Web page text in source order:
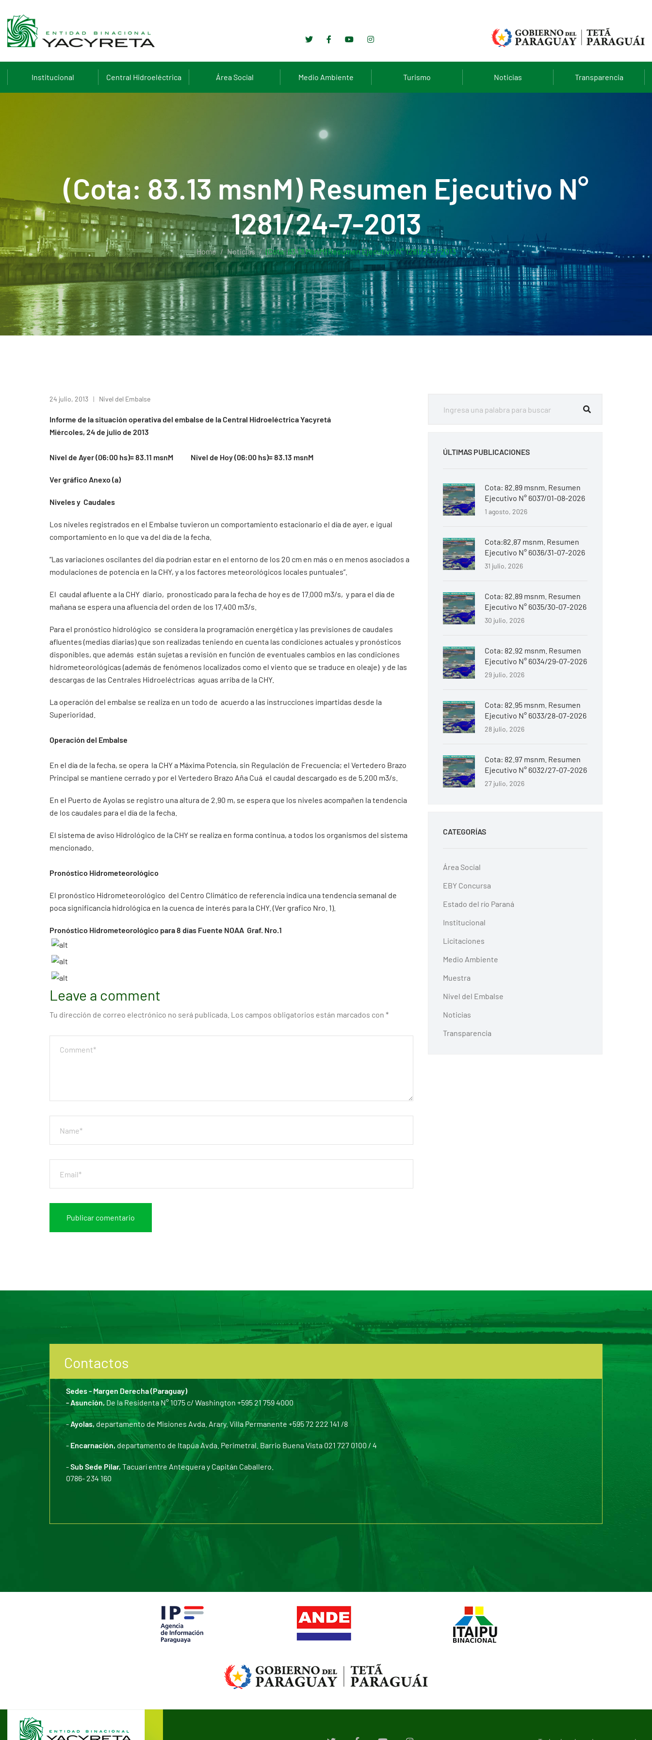
Institucional Central Hidroeléctrica Área Social Medio Ambiente Turismo Noticias Transparencia
(Cota: 83.13 msnM) Resumen Ejecutivo N°
1281/24-7-2013
Home Noticias (Cota: 83.13 MsnM) Resumen Ejecutivo N° 1281/24-7-2013
24 julio, 2013 Nivel del Embalse
Informe de la situación operativa del embalse de la Central Hidroeléctrica Yacyretá
Miércoles, 24 de julio de 2013
Nivel de Ayer (06:00 hs)= 83.11 msnM Nivel de Hoy (06:00 hs)= 83.13 msnM
Ver gráfico Anexo (a)
Niveles y Caudales
Los niveles registrados en el Embalse tuvieron un comportamiento estacionario el día de ayer, e igual
comportamiento en lo que va del día de la fecha.
“Las variaciones oscilantes del día podrían estar en el entorno de los 20 cm en más o en menos asociados a
modulaciones de potencia en la CHY, y a los factores meteorológicos locales puntuales”.
El caudal afluente a la CHY diario, pronosticado para la fecha de hoy es de 17.000 m3/s, y para el día de
mañana se espera una afluencia del orden de los 17.400 m3/s.
Para el pronóstico hidrológico se considera la programación energética y las previsiones de caudales
afluentes (medias diarias) que son realizadas teniendo en cuenta las condiciones actuales y pronósticos
disponibles, que además están sujetas a revisión en función de eventuales cambios en las condiciones
hidrometeorológicas (además de fenómenos localizados como el viento que se traduce en oleaje) y de las
descargas de las Centrales Hidroeléctricas aguas arriba de la CHY.
La operación del embalse se realiza en un todo de acuerdo a las instrucciones impartidas desde la
Superioridad.
Operación del Embalse
En el día de la fecha, se opera la CHY a Máxima Potencia, sin Regulación de Frecuencia; el Vertedero Brazo
Principal se mantiene cerrado y por el Vertedero Brazo Aña Cuá el caudal descargado es de 5.200 m3/s.
En el Puerto de Ayolas se registro una altura de 2.90 m, se espera que los niveles acompañen la tendencia
de los caudales para el día de la fecha.
El sistema de aviso Hidrológico de la CHY se realiza en forma continua, a todos los organismos del sistema
mencionado.
Pronóstico Hidrometeorológico
El pronóstico Hidrometeorológico del Centro Climático de referencia indica una tendencia semanal de
poca significancia hidrológica en la cuenca de interés para la CHY. (Ver grafico Nro. 1).
Pronóstico Hidrometeorológico para 8 días Fuente NOAA Graf. Nro.1
Leave a comment
Tu dirección de correo electrónico no será publicada. Los campos obligatorios están marcados con *
ÚLTIMAS PUBLICACIONES
Cota: 82.89 msnm. Resumen
Ejecutivo N° 6037/01-08-2026
1 agosto, 2026
Cota:82.87 msnm. Resumen
Ejecutivo N° 6036/31-07-2026
31 julio, 2026
Cota: 82.89 msnm. Resumen
Ejecutivo N° 6035/30-07-2026
30 julio, 2026
Cota: 82.92 msnm. Resumen
Ejecutivo N° 6034/29-07-2026
29 julio, 2026
Cota: 82.95 msnm. Resumen
Ejecutivo N° 6033/28-07-2026
28 julio, 2026
Cota: 82.97 msnm. Resumen
Ejecutivo N° 6032/27-07-2026
27 julio, 2026
CATEGORÍAS
Área Social
EBY Concursa
Estado del río Paraná
Institucional
Licitaciones
Medio Ambiente
Muestra
Nivel del Embalse
Noticias
Transparencia
Contactos
Sedes - Margen Derecha (Paraguay)
- Asunción, De la Residenta N° 1075 c/ Washington +595 21 759 4000
-Ayolas, departamento de Misiones Avda. Arary. Villa Permanente +595 72 222 141 /8
- Encarnación, departamento de Itapúa Avda. Perimetral. Barrio Buena Vista 021 727 0100 / 4
-Sub Sede Pilar, Tacuarí entre Antequera y Capitán Caballero.
0786- 234 160